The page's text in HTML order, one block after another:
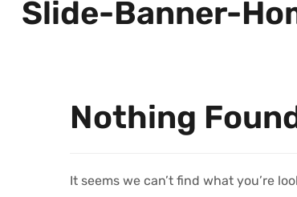
Slide-Banner-
Nothing
It seems we can’t find what you’re